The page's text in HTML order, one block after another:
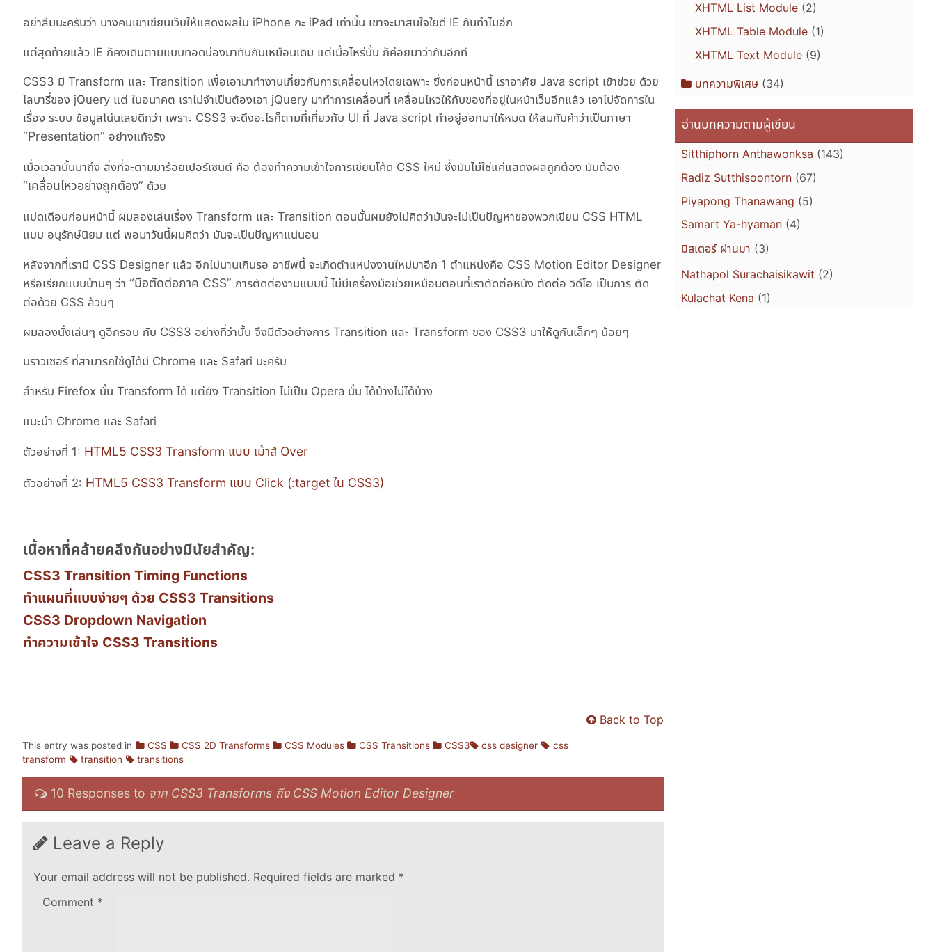
อย่าลืมนะครับว่า บางคนเขาเขียนเว็บให้แสดงผลใน iPhone กะ iPad เท่านั้น เขาจะมาสนใจใยดี IE กันทำไมอีก
แต่สุดท้ายแล้ว IE ก็คงเดินตามแบบทอดน่องมาทันกันเหมือนเดิม แต่เมื่อไหร่นั้น ก็ค่อยมาว่ากันอีกที
CSS3 มี Transform และ Transition เพื่อเอามาทำงานเกี่ยวกับการเคลื่อนไหวโดยเฉพาะ ซึ่งก่อนหน้านี้ เราอาศัย Java script เข้าช่วย ด้วย
ไลบารี่ของ jQuery แต่ ในอนาคต เราไม่จำเป็นต้องเอา jQuery มาทำการเคลื่อนที่ เคลื่อนไหวให้กับของที่อยู่ในหน้าเว็บอีกแล้ว เอาไปจัดการใน
เรื่อง ระบบ ข้อมูลโน่นเลยดีกว่า เพราะ CSS3 จะดึงอะไรก็ตามที่เกี่ยวกับ UI ที่ Java script ทำอยู่ออกมาให้หมด ให้สมกับคำว่าเป็นภาษา
Presentation อย่างแท้จริง
เมื่อเวลานั้นมาถึง สิ่งที่จะตามมาร้อยเปอร์เซนต์ คือ ต้องทำความเข้าใจการเขียนโค้ด CSS ใหม่ ซึ่งมันไม่ใช่แค่แสดงผลถูกต้อง มันต้อง
เคลื่อนไหวอย่างถูกต้อง ด้วย
แปดเดือนก่อนหน้านี้ ผมลองเล่นเรื่อง Transform และ Transition ตอนนั้นผมยังไม่คิดว่ามันจะไม่เป็นปัญหาของพวกเขียน CSS HTML
แบบ อนุรักษ์นิยม แต่ พอมาวันนี้ผมคิดว่า มันจะเป็นปัญหาแน่นอน
หลังจากที่เรามี CSS Designer แล้ว อีกไม่นานเกินรอ อาชีพนี้ จะเกิดตำแหน่งงานใหม่มาอีก 1 ตำแหน่งคือ CSS Motion Editor Designer
หรือเรียกแบบบ้านๆ ว่า
มือตัดต่อภาค CSS
การตัดต่องานแบบนี้ ไม่มีเครื่องมือช่วยเหมือนตอนที่เราตัดต่อหนัง ตัดต่อ วิดีโอ เป็นการ ตัด
ต่อด้วย CSS ล้วนๆ
ผมลองนั่งเล่นๆ ดูอีกรอบ กับ CSS3 อย่างที่ว่านั้น จึงมีตัวอย่างการ Transition และ Transform ของ CSS3 มาให้ดูกันเล็กๆ น้อยๆ
บราวเซอร์ ที่สามารถใช้ดูได้มี Chrome และ Safari นะครับ
สำหรับ Firefox นั้น Transform ได้ แต่ยัง Transition ไม่เป็น Opera นั้น ได้บ้างไม่ได้บ้าง
แนะนำ Chrome และ Safari
ตัวอย่างที่ 1: HTML5 CSS3 Transform แบบ เม้าส์ Over
ตัวอย่างที่ 2: HTML5 CSS3 Transform แบบ Click (:target ใน CSS3)
เนื้อหาที่คล้ายคลึงกันอย่างมีนัยสำคัญ:
CSS3 Transition Timing Functions
ทำแผนที่แบบง่ายๆ ด้วย CSS3 Transitions
CSS3 Dropdown Navigation
ทำความเข้าใจ CSS3 Transitions
Back to Top
This entry was posted in CSS CSS 2D Transforms CSS Modules CSS Transitions CSS3 css designer
css
transform
transition transitions
10 Responses to จาก CSS3 Transforms ถึง CSS Motion Editor Designer
Leave a Reply
Your email address will not be published. Required fields are marked *
Comment *
XHTML List Module(2)
XHTML Table Module(1)
XHTML Text Module(9)
บทความพิเศษ (34)
อ่านบทความตามผู้เขียน
Sitthiphorn Anthawonksa (143)
Radiz Sutthisoontorn (67)
Piyapong Thanawang (5)
Samart Ya-hyaman (4)
มิสเตอร์ ผ่านมา (3)
Nathapol Surachaisikawit (2)
Kulachat Kena (1)